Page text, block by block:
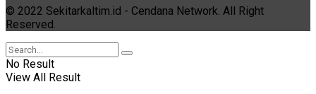
© 2022 Sekitarkaltim.id - Cendana Network. All Right
Reserved.
No Result
View All Result